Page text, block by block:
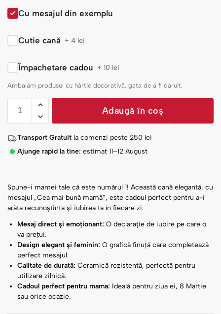
Cu mesajul din exemplu
Cutie cană + 4 lei
Împachetare cadou + 10 lei
Ambalăm produsul cu hârtie decorativă, gata de a fi dăruit.
Adaugă în coș
Transport Gratuit la comenzi peste 250 lei
Ajunge rapid la tine: estimat 11–12 August
Spune-i mamei tale că este numărul 1! Această cană elegantă, cu
mesajul „Cea mai bună mamă”, este cadoul perfect pentru a-i
arăta recunoștința și iubirea ta în fiecare zi.
Mesaj direct și emoționant: O declarație de iubire pe care o
va prețui.
Design elegant și feminin: O grafică finuță care completează
perfect mesajul.
Calitate de durată: Ceramică rezistentă, perfectă pentru
utilizare zilnică.
Cadoul perfect pentru mama: Ideală pentru ziua ei, 8 Martie
sau orice ocazie.